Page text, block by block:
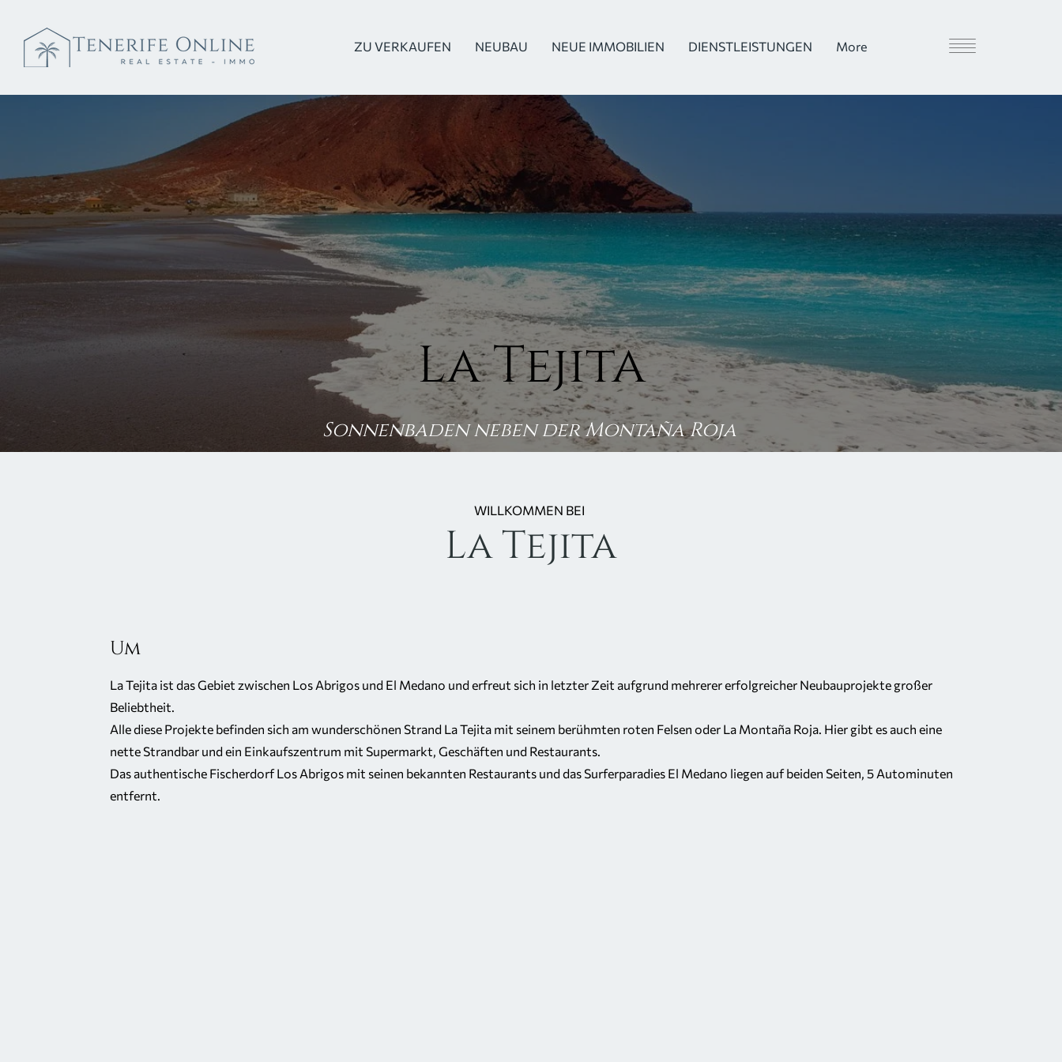
ZU VERKAUFEN NEUBAU NEUE IMMOBILIEN DIENSTLEISTUNGEN More
La Tejita
Sonnenbaden neben der Montaña Roja
WILLKOMMEN BEI
La Tejita
Um
La Tejita ist das Gebiet zwischen Los Abrigos und El Medano und erfreut sich in letzter Zeit aufgrund mehrerer erfolgreicher Neubauprojekte großer
Beliebtheit.
Alle diese Projekte befinden sich am wunderschönen Strand La Tejita mit seinem berühmten roten Felsen oder La Montaña Roja. Hier gibt es auch eine
nette Strandbar und ein Einkaufszentrum mit Supermarkt, Geschäften und Restaurants.
Das authentische Fischerdorf Los Abrigos mit seinen bekannten Restaurants und das Surferparadies El Medano liegen auf beiden Seiten, 5 Autominuten
entfernt.